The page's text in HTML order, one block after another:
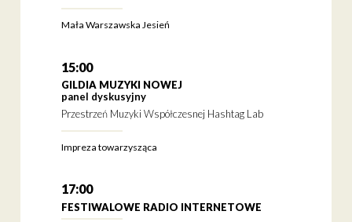
Mała Warszawska Jesień
15:00
GILDIA MUZYKI NOWEJ
panel dyskusyjny
Przestrzeń Muzyki Współczesnej Hashtag Lab
Impreza towarzysząca
17:00
FESTIWALOWE RADIO INTERNETOWE